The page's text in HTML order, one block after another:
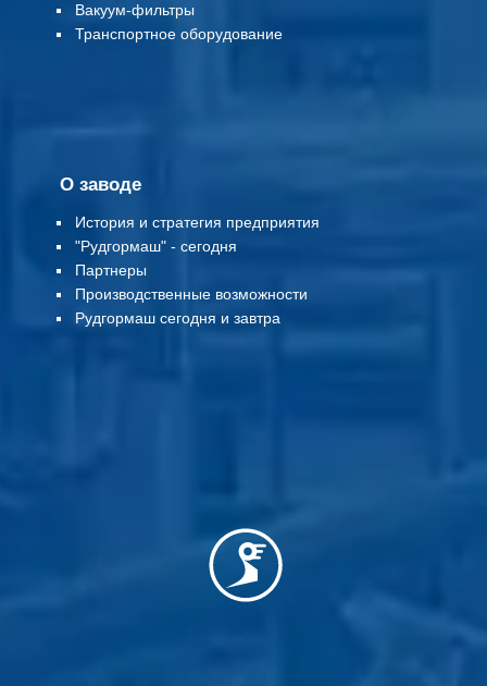
Вакуум-фильтры
Транспортное оборудование
О заводе
История и стратегия предприятия
"Рудгормаш" - сегодня
Партнеры
Производственные возможности
Рудгормаш сегодня и завтра